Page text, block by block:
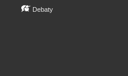
Debaty